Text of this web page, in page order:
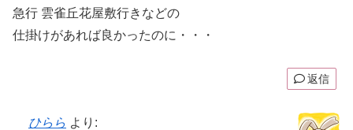
急行 雲雀丘花屋敷行きなどの
仕掛けがあれば良かったのに・・・
返信
ひらら より: